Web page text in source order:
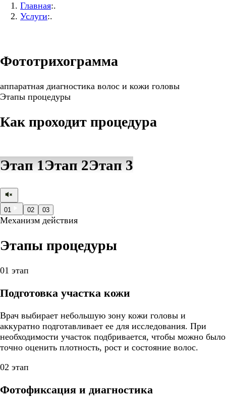
Главная:.
Услуги:.
Фототрихограмма
аппаратная диагностика волос и кожи головы
Этапы процедуры
Как проходит процедура
Этап 1Этап 2Этап 3
01 02 03
Механизм действия
Этапы процедуры
01 этап
Подготовка участка кожи
Врач выбирает небольшую зону кожи головы и
аккуратно подготавливает ее для исследования. При
необходимости участок подбривается, чтобы можно было
точно оценить плотность, рост и состояние волос.
02 этап
Фотофиксация и диагностика